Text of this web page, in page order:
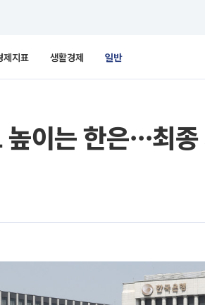
제지표 생활경제 일반
높이는 한은⋯최